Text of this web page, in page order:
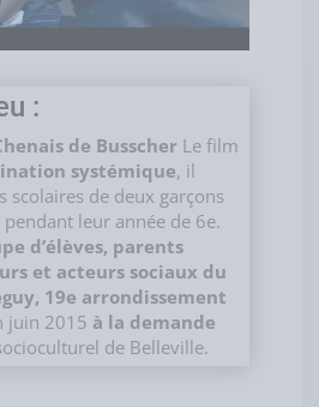
:
de Busscher Le film
systémique, il
scolaires de deux garçons
leur année de 6e.
d’élèves, parents
et acteurs sociaux du
19e arrondissement
juin 2015 à la demande
de Belleville.